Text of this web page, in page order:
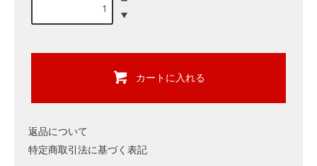
カートに入れる
返品について
特定商取引法に基づく表記